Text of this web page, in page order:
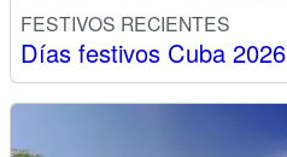
FESTIVOS RECIENTES
Días festivos Cuba 2026